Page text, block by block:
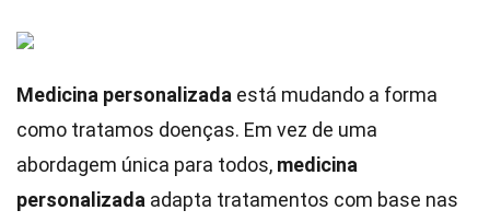
Medicina personalizada está mudando a forma
como tratamos doenças. Em vez de uma
abordagem única para todos, medicina
personalizada adapta tratamentos com base nas